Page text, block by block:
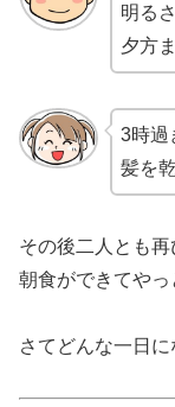
明る
夕方
3時過
髪を
その後二人とも
朝食ができてやっ
さてどんな一日に